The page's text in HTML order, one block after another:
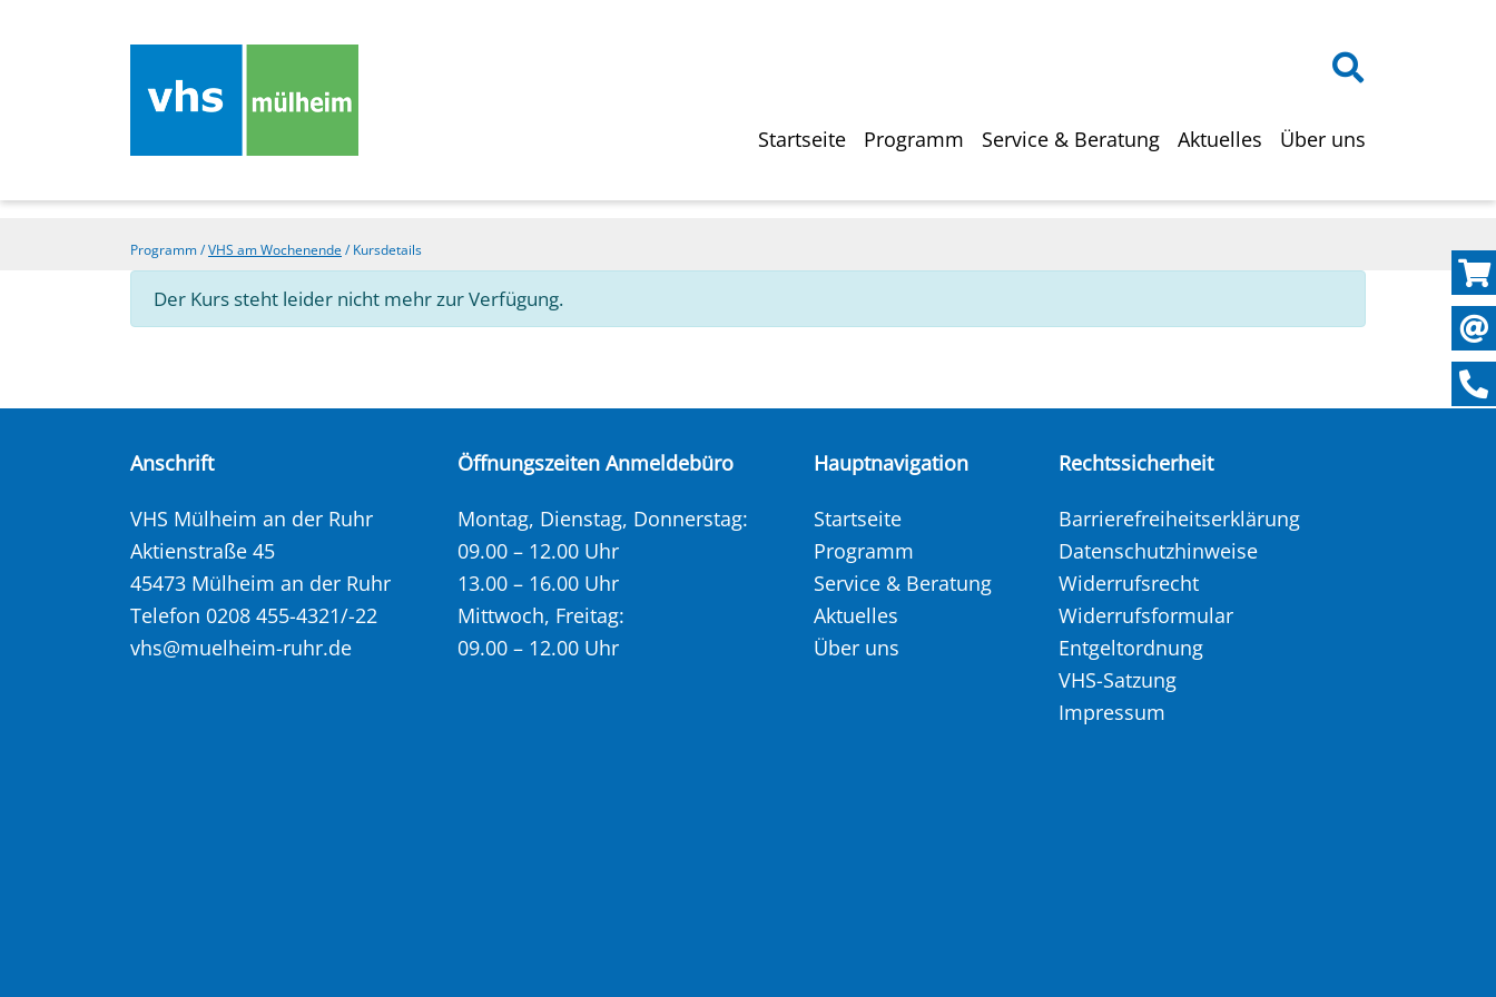
Hauptnavigation
Startseite Programm Service & Beratung Aktuelles Über uns
Programm/VHS am Wochenende /Kursdetails
Der Kurs steht leider nicht mehr zur Verfügung.
Anschrift
VHS Mülheim an der Ruhr
Aktienstraße 45
45473 Mülheim an der Ruhr
Telefon 0208 455-4321/-22
vhs@muelheim-ruhr.de
Öffnungszeiten Anmeldebüro
Montag, Dienstag, Donnerstag:
09.00 – 12.00 Uhr
13.00 – 16.00 Uhr
Mittwoch, Freitag:
09.00 – 12.00 Uhr
Hauptnavigation
Startseite
Programm
Service & Beratung
Aktuelles
Über uns
Rechtssicherheit
Barrierefreiheitserklärung
Datenschutzhinweise
Widerrufsrecht
Widerrufsformular
Entgeltordnung
VHS-Satzung
Impressum